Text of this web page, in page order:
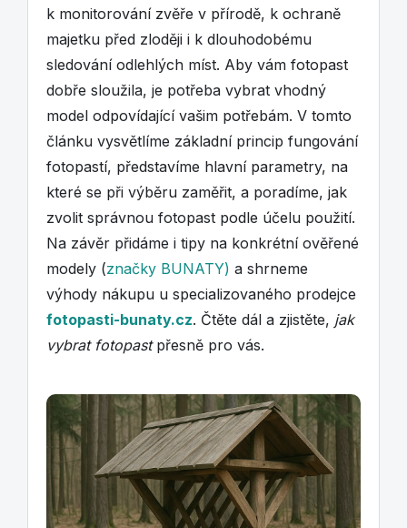
k monitorování zvěře v přírodě, k ochraně
majetku před zloději i k dlouhodobému
sledování odlehlých míst. Aby vám fotopast
dobře sloužila, je potřeba vybrat vhodný
model odpovídající vašim potřebám. V tomto
článku vysvětlíme základní princip fungování
fotopastí, představíme hlavní parametry, na
které se při výběru zaměřit, a poradíme, jak
zvolit správnou fotopast podle účelu použití.
Na závěr přidáme i tipy na konkrétní ověřené
modely (značky BUNATY) a shrneme
výhody nákupu u specializovaného prodejce
fotopasti-bunaty.cz. Čtěte dál a zjistěte, jak
vybrat fotopastpřesně pro vás.